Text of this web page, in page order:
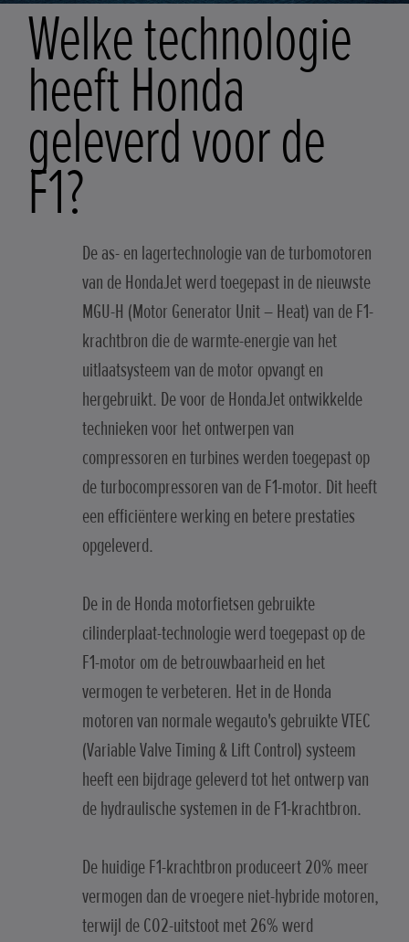
Welke technologie
heeft Honda
geleverd voor de
F1?
De as- en lagertechnologie van de turbomotoren
van de HondaJet werd toegepast in de nieuwste
MGU-H (Motor Generator Unit – Heat) van de F1-
krachtbron die de warmte-energie van het
uitlaatsysteem van de motor opvangt en
hergebruikt. De voor de HondaJet ontwikkelde
technieken voor het ontwerpen van
compressoren en turbines werden toegepast op
de turbocompressoren van de F1-motor. Dit heeft
een efficiëntere werking en betere prestaties
opgeleverd.
De in de Honda motorfietsen gebruikte
cilinderplaat-technologie werd toegepast op de
F1-motor om de betrouwbaarheid en het
vermogen te verbeteren. Het in de Honda
motoren van normale wegauto's gebruikte VTEC
(Variable Valve Timing & Lift Control) systeem
heeft een bijdrage geleverd tot het ontwerp van
de hydraulische systemen in de F1-krachtbron.
De huidige F1-krachtbron produceert 20% meer
vermogen dan de vroegere niet-hybride motoren,
terwijl de CO2-uitstoot met 26% werd